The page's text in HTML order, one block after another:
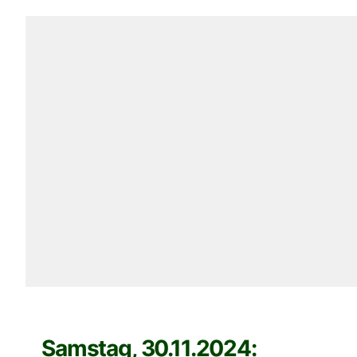
Samstag, 30.11.2024: